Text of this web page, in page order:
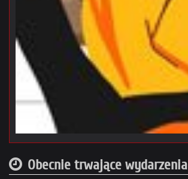
Obecnie trwające wydarzenia